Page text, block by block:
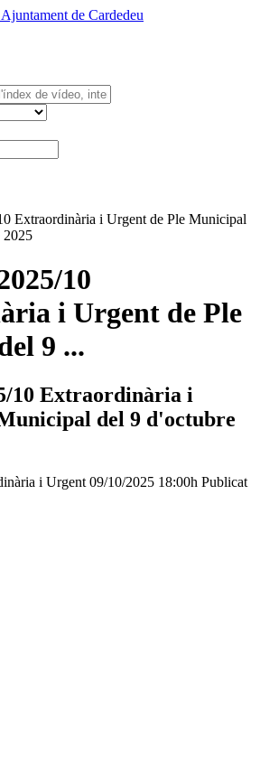
Extraordinària i Urgent de Ple Municipal
2025
10
i Urgent de Ple
9 ...
10 Extraordinària i
del 9 d'octubre
i Urgent 09/10/2025 18:00h Publicat